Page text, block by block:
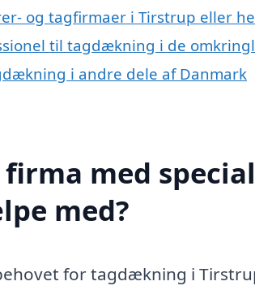
og tagfirmaer i Tirstrup eller
til tagdækning i de
i andre dele af Danmark
firma med
med?
for tagdækning i